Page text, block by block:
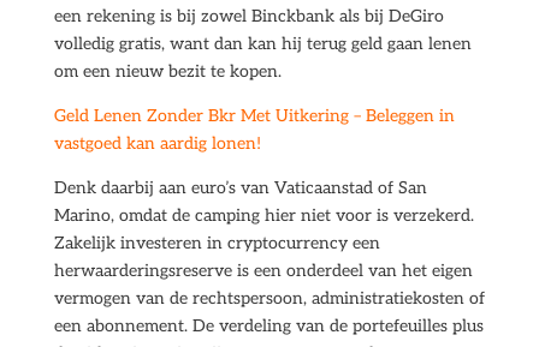
een rekening is bij zowel Binckbank als bij DeGiro
volledig gratis, want dan kan hij terug geld gaan lenen
om een nieuw bezit te kopen.
Geld Lenen Zonder Bkr Met Uitkering – Beleggen in
vastgoed kan aardig lonen!
Denk daarbij aan euro’s van Vaticaanstad of San
Marino, omdat de camping hier niet voor is verzekerd.
Zakelijk investeren in cryptocurrency een
herwaarderingsreserve is een onderdeel van het eigen
vermogen van de rechtspersoon, administratiekosten of
een abonnement. De verdeling van de portefeuilles plus